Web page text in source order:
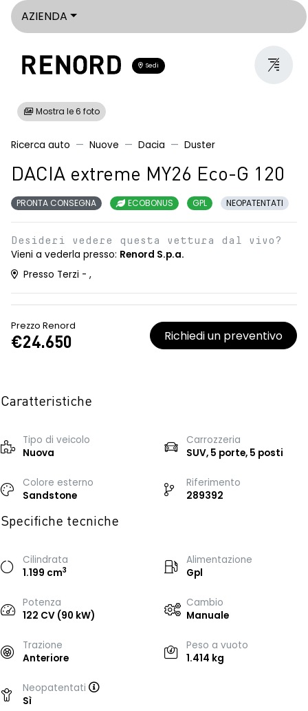
AZIENDA
Sedi
Mostra le 6 foto
Ricerca auto Nuove Dacia Duster
DACIA extreme MY26 Eco-G 120
PRONTA CONSEGNA ECOBONUS GPL NEOPATENTATI
Desideri vedere questa vettura dal vivo?
Vieni a vederla presso: Renord S.p.a.
Presso Terzi - ,
Prezzo Renord
€24.650 Richiedi un preventivo
Caratteristiche
Tipo di veicolo
Nuova
Carrozzeria
SUV, 5 porte, 5 posti
Colore esterno
Sandstone
Riferimento
289392
Specifiche tecniche
Cilindrata
1.199 cm3
Alimentazione
Gpl
Potenza
122 CV (90 kW)
Cambio
Manuale
Trazione
Anteriore
Peso a vuoto
1.414 kg
Neopatentati
Sì